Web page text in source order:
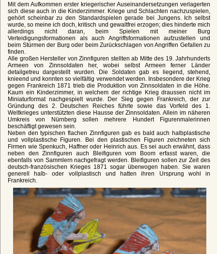
Mit dem Aufkommen erster kriegerischer Auseinandersetzungen verlagerten
sich diese auch in die Kinderzimmer. Kriege und Schlachten nachzuspielen,
gehört scheinbar zu den Standardspielen gerade bei Jungens. Ich selbst
wurde, so meine ich doch, kritisch und gewaltfrei erzogen; dies hinderte mich
allerdings nicht daran, beim Spielen mit meiner Burg
Verteidigungsformationen als auch Angriffsformationen aufzustellen und
beim Stürmen der Burg oder beim Zurückschlagen von Angriffen Gefallen zu
finden.
Alle großen Hersteller von Zinnfiguren stellten ab Mitte des 19. Jahrhunderts
Armeen von Zinnsoldaten her, wobei selbst Armeen ferner Länder
detailgetreu dargestellt wurden. Die Soldaten gab es liegend, stehend,
knieend und konnten so vielfältig verwendet werden. Insbesondere der Krieg
gegen Frankreich 1871 trieb die Produktion von Zinnsoldaten in die Höhe.
Kaum ein Kinderzimmer, in welchem der richtige Krieg draussen nicht im
Miniaturformat nachgespielt wurde. Der Sieg gegen Frankreich, der zur
Gründung des 2. Deutschen Reiches führte sowie das Vorfeld des 1.
Weltkrieges unterstützten diese Hausse der Zinnsoldaten. Allein im näheren
Umkreis von Nürnberg sollen mehrere Hundert Figurenmalerinnen
beschäftigt gewesen sein.
Neben den typischen flachen Zinnfiguren gab es bald auch halbplastische
und vollplastische Figuren. Bei den plastischen Figuren zeichneten sich
Firmen wie Spenkuch, Haffner oder Heinrich aus. Es sei auch erwähnt, dass
neben den Zinnfiguren auch Bleifiguren vom Boom erfasst waren, die
ebenfalls von Sammlern nachgefragt werden. Bleifiguren sollen zur Zeit des
deutsch-französischen Krieges 1871 sogar überwogen haben. Sie waren
generell halb- oder vollplastisch und hatten ihren Ursprung wohl in
Frankreich.